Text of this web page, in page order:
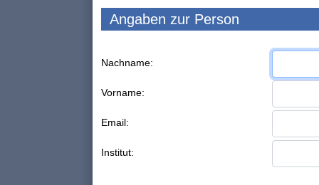
Angaben zur Person
Nachname:
Vorname:
Email:
Institut: